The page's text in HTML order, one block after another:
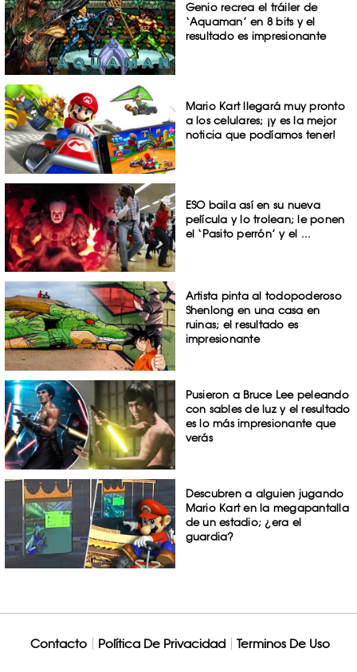
Genio recrea el tráiler de
‘Aquaman’ en 8 bits y el
resultado es impresionante
Mario Kart llegará muy pronto
a los celulares; ¡y es la mejor
noticia que podíamos tener!
ESO baila así en su nueva
película y lo trolean; le ponen
el ‘Pasito perrón’ y el ...
Artista pinta al todopoderoso
Shenlong en una casa en
ruinas; el resultado es
impresionante
Pusieron a Bruce Lee peleando
con sables de luz y el resultado
es lo más impresionante que
verás
Descubren a alguien jugando
Mario Kart en la megapantalla
de un estadio; ¿era el
guardia?
Contacto Política De Privacidad Terminos De Uso